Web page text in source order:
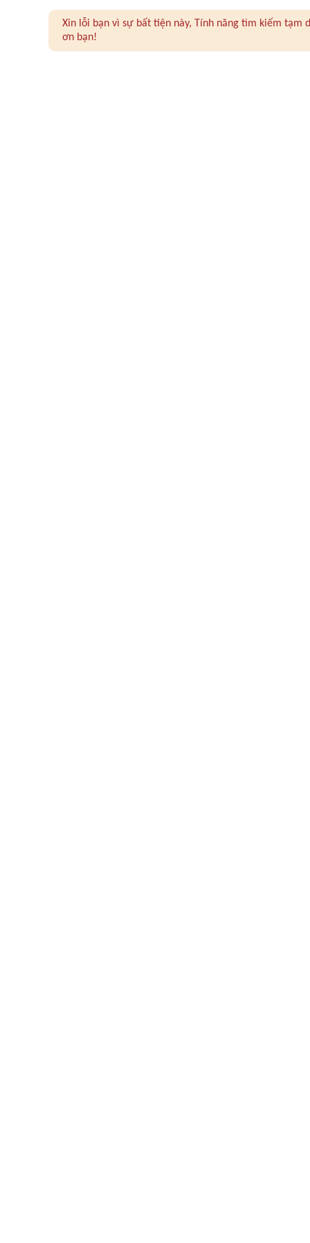
Xin lỗi bạn vì sự bất tiện này, Tính năng tìm kiếm
ơn bạn!